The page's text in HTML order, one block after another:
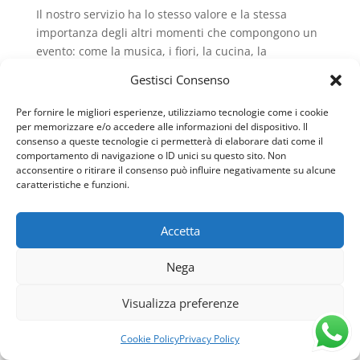
Gestisci Consenso
Per fornire le migliori esperienze, utilizziamo tecnologie come i cookie
per memorizzare e/o accedere alle informazioni del dispositivo. Il
consenso a queste tecnologie ci permetterà di elaborare dati come il
comportamento di navigazione o ID unici su questo sito. Non
acconsentire o ritirare il consenso può influire negativamente su alcune
caratteristiche e funzioni.
Accetta
Nega
Visualizza preferenze
Cookie PolicyPrivacy Policy
Il nostro servizio ha lo stesso valore e la stessa
importanza degli altri momenti che compongono un
evento: come la musica, i fiori, la cucina, la
cura, progettazione e attenzione dedicata
Ogni progetto nasce da uno studio attento, dove
gusto ed estetica si incontrano per creare un
allestimento di frutta armonico, perfettamente
integrato nella location e capace disorprendere gli
ospiti.
IL NOSTRO CATERING